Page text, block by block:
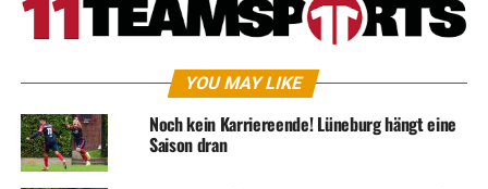
YOU MAY LIKE
Noch kein Karriereende! Lüneburg hängt eine
Saison dran